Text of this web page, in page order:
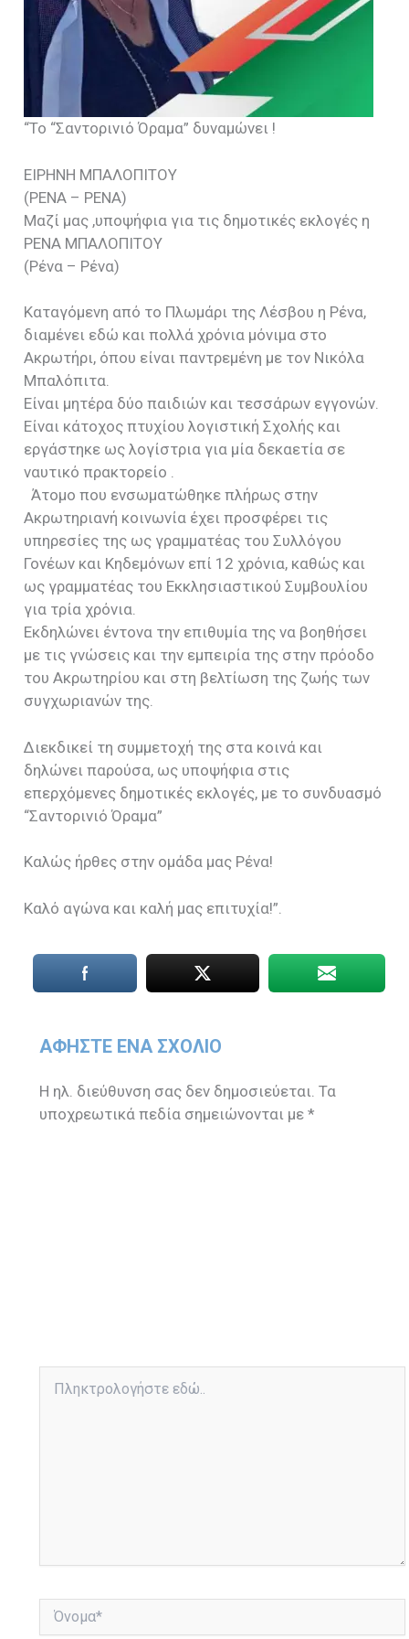
“Το “Σαντορινιό Όραμα” δυναμώνει !
ΕΙΡΗΝΗ ΜΠΑΛΟΠΙΤΟΥ
(ΡΕΝΑ – ΡΕΝΑ)
Μαζί μας ,υποψήφια για τις δημοτικές εκλογές η
ΡΕΝΑ ΜΠΑΛΟΠΙΤΟΥ
(Ρένα – Ρένα)
Καταγόμενη από το Πλωμάρι της Λέσβου η Ρένα,
διαμένει εδώ και πολλά χρόνια μόνιμα στο
Ακρωτήρι, όπου είναι παντρεμένη με τον Νικόλα
Μπαλόπιτα.
Είναι μητέρα δύο παιδιών και τεσσάρων εγγονών.
Είναι κάτοχος πτυχίου λογιστική Σχολής και
εργάστηκε ως λογίστρια για μία δεκαετία σε
ναυτικό πρακτορείο .
Άτομο που ενσωματώθηκε πλήρως στην
Ακρωτηριανή κοινωνία έχει προσφέρει τις
υπηρεσίες της ως γραμματέας του Συλλόγου
Γονέων και Κηδεμόνων επί 12 χρόνια, καθώς και
ως γραμματέας του Εκκλησιαστικού Συμβουλίου
για τρία χρόνια.
Εκδηλώνει έντονα την επιθυμία της να βοηθήσει
με τις γνώσεις και την εμπειρία της στην πρόοδο
του Ακρωτηρίου και στη βελτίωση της ζωής των
συγχωριανών της.
Διεκδικεί τη συμμετοχή της στα κοινά και
δηλώνει παρούσα, ως υποψήφια στις
επερχόμενες δημοτικές εκλογές, με το συνδυασμό
“Σαντορινιό Όραμα”
Καλώς ήρθες στην ομάδα μας Ρένα!
Καλό αγώνα και καλή μας επιτυχία!”.
ΑΦΉΣΤΕ ΈΝΑ ΣΧΌΛΙΟ
Η ηλ. διεύθυνση σας δεν δημοσιεύεται. Τα
υποχρεωτικά πεδία σημειώνονται με*
εδώ..
Όνομα*